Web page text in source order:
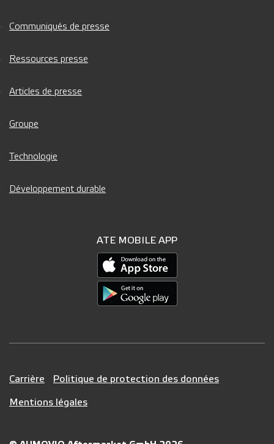
Communiqués de presse
Ressources presse
Articles de presse
Groupe
Technologie
Développement durable
ATE MOBILE APP
Carrière Politique de protection des données
Mentions légales